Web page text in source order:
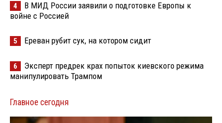
4
В МИД России заявили о подготовке Европы к
войне с Россией
5 Ереван рубит сук, на котором сидит
6
Эксперт предрек крах попыток киевского режима
манипулировать Трампом
Главное сегодня